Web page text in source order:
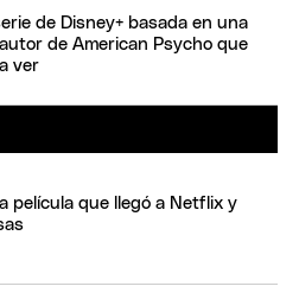
de Disney+ basada en una
de American Psycho que
ver
película que llegó a Netflix y